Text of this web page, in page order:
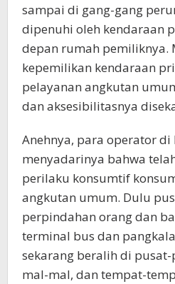
sampai di gang-gang
dipenuhi oleh kendaraan
depan rumah pemiliknya.
kepemilikan kendaraan
pelayanan angkutan
dan aksesibilitasnya
Anehnya, para operator
menyadarinya bahwa
perilaku konsumtif
angkutan umum. Dulu
perpindahan orang dan
terminal bus dan
sekarang beralih di
mal-mal, dan tempat-